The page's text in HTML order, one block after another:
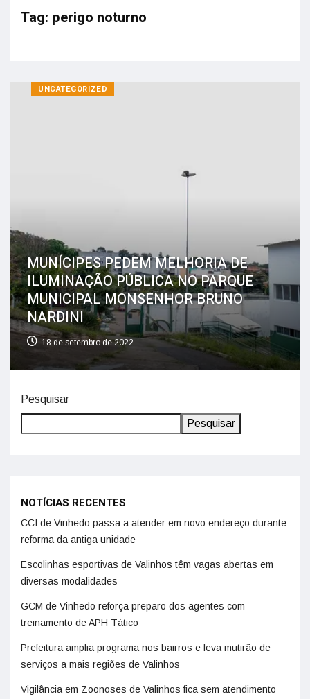
Tag: perigo noturno
UNCATEGORIZED
MUNÍCIPES PEDEM MELHORIA DE
ILUMINAÇÃO PÚBLICA NO PARQUE
MUNICIPAL MONSENHOR BRUNO
NARDINI
18 de setembro de 2022
Pesquisar
Pesquisar
NOTÍCIAS RECENTES
CCI de Vinhedo passa a atender em novo endereço durante
reforma da antiga unidade
Escolinhas esportivas de Valinhos têm vagas abertas em
diversas modalidades
GCM de Vinhedo reforça preparo dos agentes com
treinamento de APH Tático
Prefeitura amplia programa nos bairros e leva mutirão de
serviços a mais regiões de Valinhos
Vigilância em Zoonoses de Valinhos fica sem atendimento